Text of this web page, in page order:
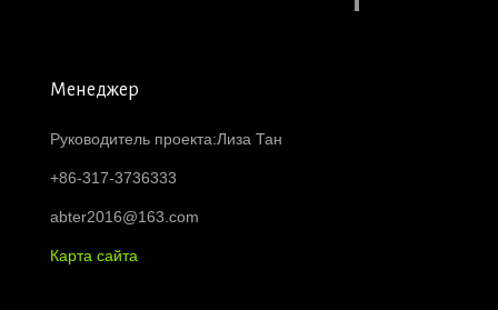
Менеджер
Руководитель проекта:Лиза Тан
+86-317-3736333
abter2016@163.com
Карта сайта